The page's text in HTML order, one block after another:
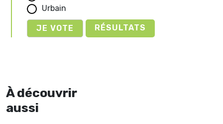
Urbain
RÉSULTATS
À découvrir
aussi